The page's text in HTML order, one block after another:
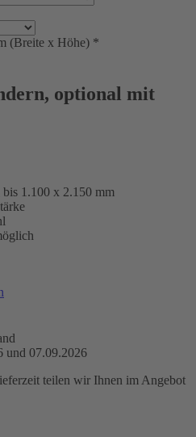
(Breite x Höhe) *
optional mit
1.100 x 2.150 mm
und 07.09.2026
teilen wir Ihnen im Angebot